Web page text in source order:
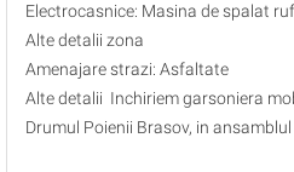
Electrocasnice: Masina de spalat
Alte detalii zona
Amenajare strazi: Asfaltate
Alte detalii Inchiriem garsoniera
Drumul Poienii Brasov, in